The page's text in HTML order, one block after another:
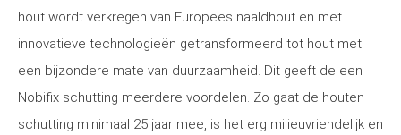
hout wordt verkregen van Europees naaldhout en met
innovatieve technologieën getransformeerd tot hout met
een bijzondere mate van duurzaamheid. Dit geeft de een
Nobifix schutting meerdere voordelen. Zo gaat de houten
schutting minimaal 25 jaar mee, is het erg milieuvriendelijk en